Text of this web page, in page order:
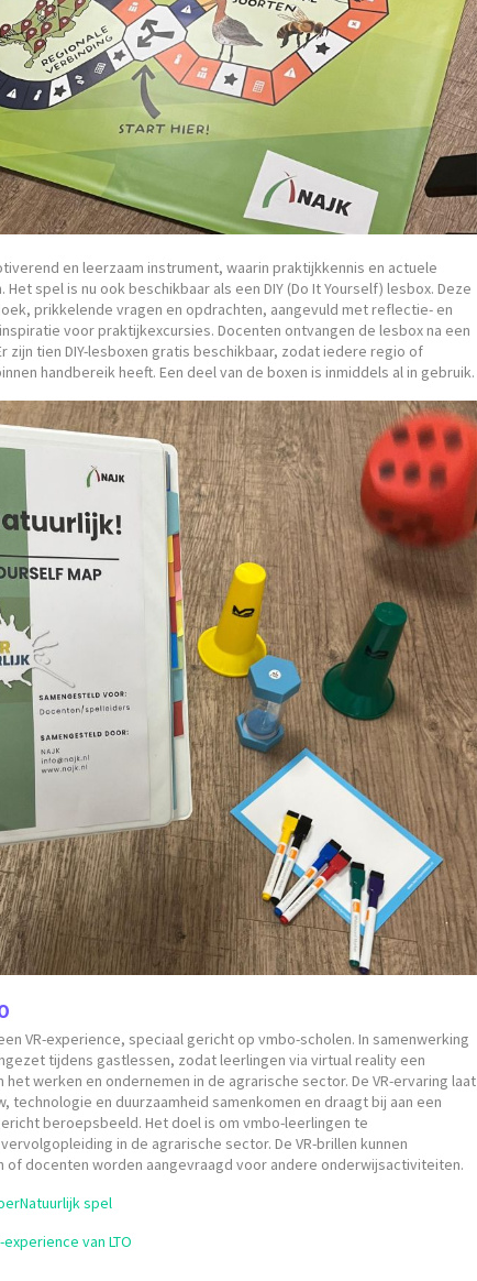
en leerzaam instrument, waarin praktijkkennis en actuele
spel is nu ook beschikbaar als een DIY (Do It Yourself) lesbox. Deze
prikkelende vragen en opdrachten, aangevuld met reflectie- en
voor praktijkexcursies. Docenten ontvangen de lesbox na een
zijn tien DIY-lesboxen gratis beschikbaar, zodat iedere regio of
handbereik heeft. Een deel van de boxen is inmiddels al in gebruik.
VR-experience, speciaal gericht op vmbo-scholen. In samenwerking
tijdens gastlessen, zodat leerlingen via virtual reality een
werken en ondernemen in de agrarische sector. De VR-ervaring laat
technologie en duurzaamheid samenkomen en draagt bij aan een
beroepsbeeld. Het doel is om vmbo-leerlingen te
in de agrarische sector. De VR-brillen kunnen
of docenten worden aangevraagd voor andere onderwijsactiviteiten.
spel
van LTO